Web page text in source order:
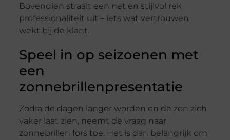
Bovendien straalt een net en stijlvol rek
professionaliteit uit – iets wat vertrouwen
wekt bij de klant.
Speel in op seizoenen met
een
zonnebrillenpresentatie
Zodra de dagen langer worden en de zon zich
vaker laat zien, neemt de vraag naar
zonnebrillen fors toe. Het is dan belangrijk om